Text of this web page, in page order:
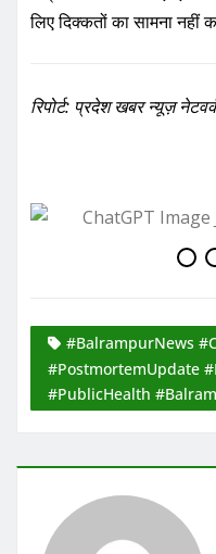
#PublicHealth
RELATED STORY